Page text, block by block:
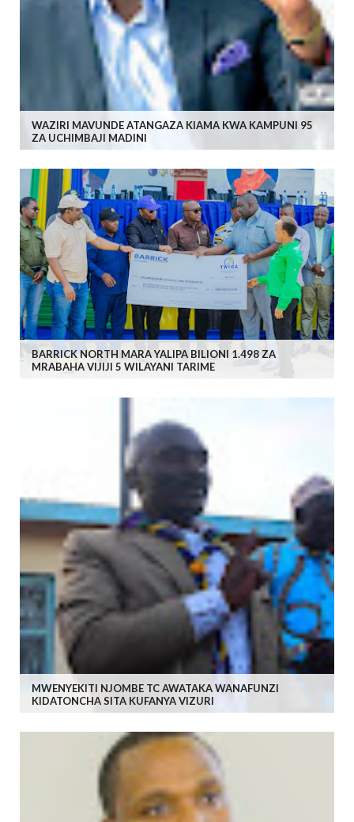
WAZIRI MAVUNDE ATANGAZA KIAMA KWA KAMPUNI 95
ZA UCHIMBAJI MADINI
BARRICK NORTH MARA YALIPA BILIONI 1.498 ZA
MRABAHA VIJIJI 5 WILAYANI TARIME
MWENYEKITI NJOMBE TC AWATAKA WANAFUNZI
KIDATONCHA SITA KUFANYA VIZURI